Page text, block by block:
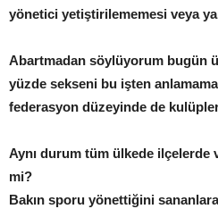
yönetici yetiştirilememesi veya
Abartmadan söylüyorum bugün
yüzde sekseni bu işten
federasyon düzeyinde de
Aynı durum tüm ülkede ilçelerde
mi?
Bakın sporu yönettiğini